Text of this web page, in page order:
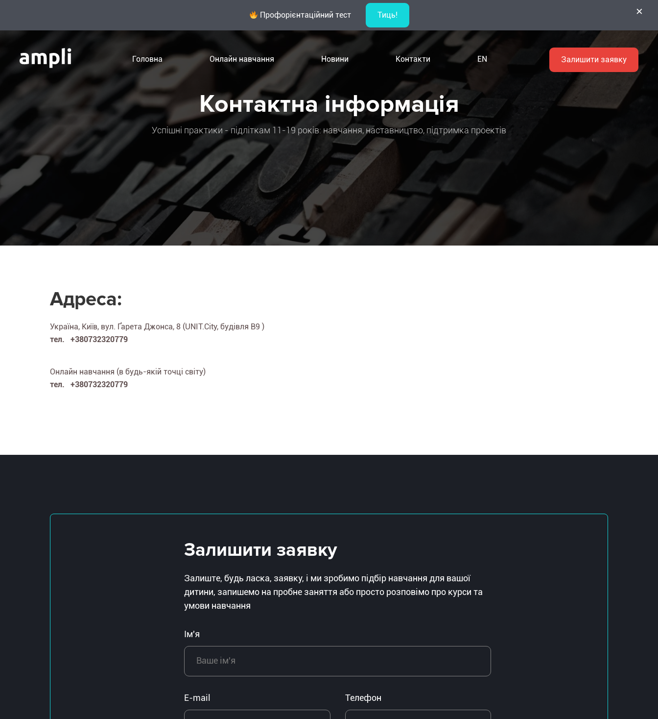
Профорієнтаційний тест Тиць! ×
Головна Онлайн навчання Новини Контакти EN Залишити заявку
Контактна інформація
Успішні практики - підліткам 11-19 років: навчання, наставництво, підтримка проектів
Адреса:
Україна, Київ, вул. Ґарета Джонса, 8 (UNIT.City, будівля B9 )
тел. +380732320779
Онлайн навчання (в будь-якій точці світу)
тел. +380732320779
Залишити заявку
Залиште, будь ласка, заявку, і ми зробимо підбір навчання для вашої
дитини, запишемо на пробне заняття або просто розповімо про курси та
умови навчання
Ім'я
E-mail Телефон